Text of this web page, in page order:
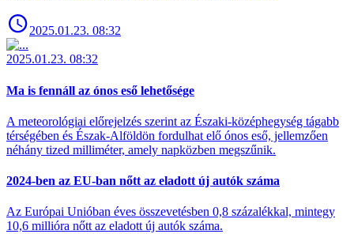
2025.01.23. 08:32
2025.01.23. 08:32
Ma is fennáll az ónos eső lehetősége
A meteorológiai előrejelzés szerint az Északi-középhegység tágabb
térségében és Észak-Alföldön fordulhat elő ónos eső, jellemzően
néhány tized milliméter, amely napközben megszűnik.
2024-ben az EU-ban nőtt az eladott új autók száma
Az Európai Unióban éves összevetésben 0,8 százalékkal, mintegy
10,6 millióra nőtt az eladott új autók száma.